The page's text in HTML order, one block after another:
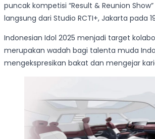
puncak kompetisi “Result & Reunion
langsung dari Studio RCTI+, Jakarta pada
Indonesian Idol 2025 menjadi target
merupakan wadah bagi talenta muda
mengekspresikan bakat dan mengejar